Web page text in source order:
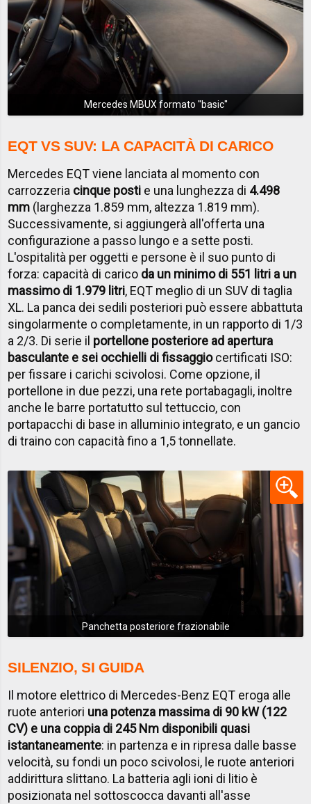
Mercedes MBUX formato ''basic''
EQT VS SUV: LA CAPACITÀ DI CARICO
Mercedes EQT viene lanciata al momento con
carrozzeria cinque posti e una lunghezza di 4.498
mm (larghezza 1.859 mm, altezza 1.819 mm).
Successivamente, si aggiungerà all'offerta una
configurazione a passo lungo e a sette posti.
L'ospitalità per oggetti e persone è il suo punto di
forza: capacità di carico da un minimo di 551 litri a un
massimo di 1.979 litri, EQT meglio di un SUV di taglia
XL. La panca dei sedili posteriori può essere abbattuta
singolarmente o completamente, in un rapporto di 1/3
a 2/3. Di serie il portellone posteriore ad apertura
basculante e sei occhielli di fissaggiocertificati ISO:
per fissare i carichi scivolosi. Come opzione, il
portellone in due pezzi, una rete portabagagli, inoltre
anche le barre portatutto sul tettuccio, con
portapacchi di base in alluminio integrato, e un gancio
di traino con capacità fino a 1,5 tonnellate.
Panchetta posteriore frazionabile
SILENZIO, SI GUIDA
Il motore elettrico di Mercedes-Benz EQT eroga alle
ruote anteriori una potenza massima di 90 kW (122
CV) e una coppia di 245 Nm disponibili quasi
istantaneamente: in partenza e in ripresa dalle basse
velocità, su fondi un poco scivolosi, le ruote anteriori
addirittura slittano. La batteria agli ioni di litio è
posizionata nel sottoscocca davanti all'asse